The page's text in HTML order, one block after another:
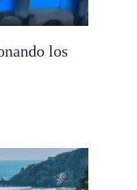
los